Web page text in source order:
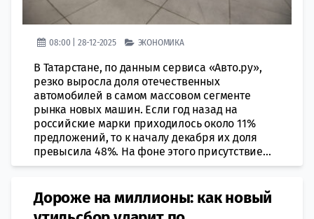
08:00 | 28-12-2025 ЭКОНОМИКА
В Татарстане, по данным сервиса «Авто.ру»,
резко выросла доля отечественных
автомобилей в самом массовом сегменте
рынка новых машин. Если год назад на
российские марки приходилось около 11%
предложений, то к началу декабря их доля
превысила 48%. На фоне этого присутствие...
Дороже на миллионы: как новый